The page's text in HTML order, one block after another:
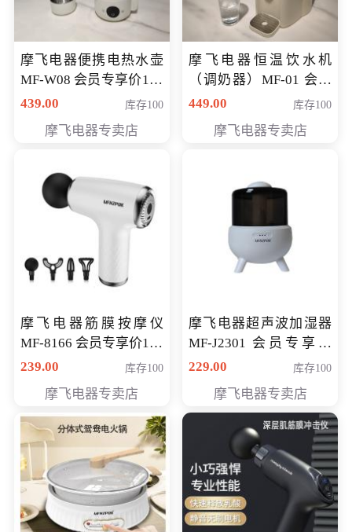
摩飞电器便携电热水壶
MF-W08 会员专享价198
元
439.00 库存100
摩飞电器专卖店
摩飞电器恒温饮水机
（调奶器）MF-01 会员
专享价366元
449.00 库存100
摩飞电器专卖店
摩飞电器筋膜按摩仪
MF-8166 会员专享价168
元
239.00 库存100
摩飞电器专卖店
摩飞电器超声波加湿器
MF-J2301 会员专享价
168元
229.00 库存100
摩飞电器专卖店